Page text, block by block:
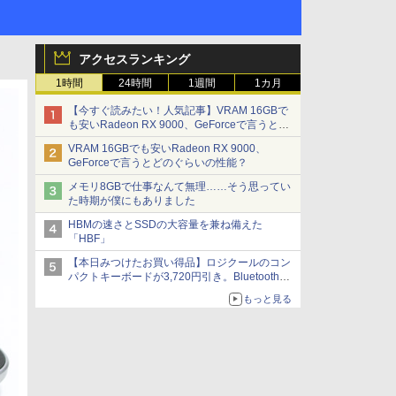
アクセスランキング
1時間 24時間 1週間 1カ月
【今すぐ読みたい！人気記事】VRAM 16GBで
も安いRadeon RX 9000、GeForceで言うとど
のぐらいの性能？ - PC Watch
VRAM 16GBでも安いRadeon RX 9000、
GeForceで言うとどのぐらいの性能？
メモリ8GBで仕事なんて無理……そう思ってい
た時期が僕にもありました
HBMの速さとSSDの大容量を兼ね備えた
「HBF」
【本日みつけたお買い得品】ロジクールのコン
パクトキーボードが3,720円引き。Bluetoothで3
もっと見る